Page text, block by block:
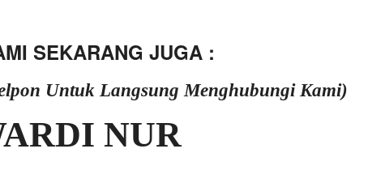
SEKARANG JUGA :
Untuk Langsung Menghubungi Kami)
NUR